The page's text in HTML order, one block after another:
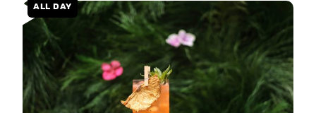
ALL DAY